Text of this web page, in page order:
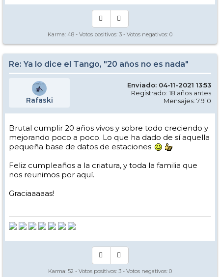
Karma: 48 - Votos positivos: 3 - Votos negativos: 0
Re: Ya lo dice el Tango, "20 años no es nada"
Rafaski
Enviado: 04-11-2021 13:53
Registrado: 18 años antes
Mensajes: 7.910
Brutal cumplir 20 años vivos y sobre todo creciendo y
mejorando poco a poco. Lo que ha dado de sí aquella
pequeña base de datos de estaciones
Feliz cumpleaños a la criatura, y toda la familia que
nos reunimos por aquí.
Graciaaaaas!
Karma: 52 - Votos positivos: 3 - Votos negativos: 0